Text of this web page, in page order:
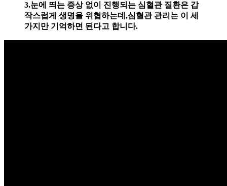
3.눈에 띄는 증상 없이 진행되는 심혈관 질환은 갑
작스럽게 생명을 위협하는데,심혈관 관리는 이 세
가지만 기억하면 된다고 합니다.